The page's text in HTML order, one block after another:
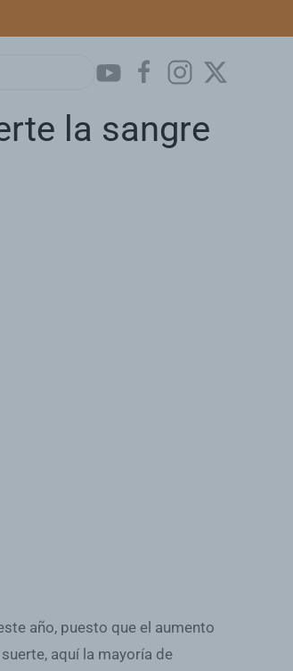
la sangre
año, puesto que el aumento
aquí la mayoría de